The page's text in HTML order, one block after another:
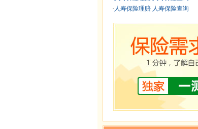
· 人寿保险理赔 人寿保险查询